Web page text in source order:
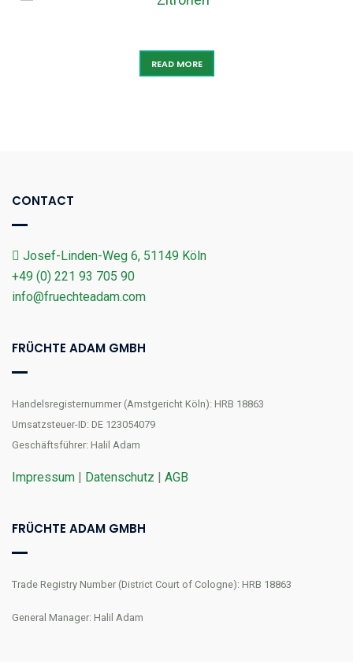
READ MORE
CONTACT
Josef-Linden-Weg 6, 51149 Köln
+49 (0) 221 93 705 90
info@fruechteadam.com
FRÜCHTE ADAM GMBH
Handelsregisternummer (Amstgericht Köln): HRB 18863
Umsatzsteuer-ID: DE 123054079
Geschäftsführer: Halil Adam
Impressum | Datenschutz | AGB
FRÜCHTE ADAM GMBH
Trade Registry Number (District Court of Cologne): HRB 18863
General Manager: Halil Adam